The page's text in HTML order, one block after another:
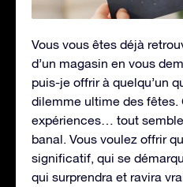
Vous vous êtes déjà
d’un magasin en vous
puis-je offrir à quelqu’un
dilemme ultime des fêtes.
expériences… tout
banal. Vous voulez offrir
significatif, qui se
qui surprendra et ravira